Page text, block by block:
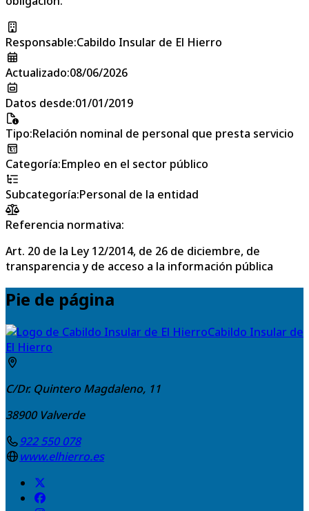
Responsable:Cabildo Insular de El Hierro
Actualizado:08/06/2026
Datos desde:01/01/2019
Tipo:Relación nominal de personal que presta servicio
Categoría:Empleo en el sector público
Subcategoría:Personal de la entidad
Referencia normativa:
Art. 20 de la Ley 12/2014, de 26 de diciembre, de
transparencia y de acceso a la información pública
Pie de página
Cabildo Insular de
El Hierro
C/Dr. Quintero Magdaleno, 11
38900 Valverde
922 550 078
www.elhierro.es